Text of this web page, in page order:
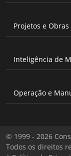
Projetos e Obras
Inteligência de
Operação e
© 1999 - 2026
Todos os direitos